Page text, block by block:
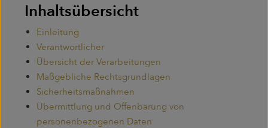
Inhaltsübersicht
Einleitung
Verantwortlicher
Übersicht der Verarbeitungen
Maßgebliche Rechtsgrundlagen
Sicherheitsmaßnahmen
Übermittlung und Offenbarung von
personenbezogenen Daten